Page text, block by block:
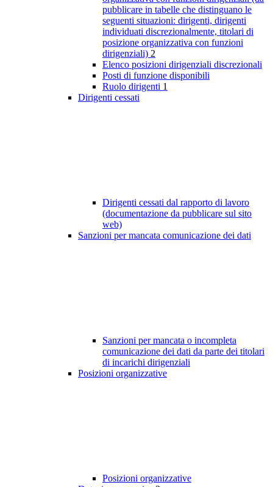
pubblicare in tabelle che distinguano le
seguenti situazioni: dirigenti, dirigenti
individuati discrezionalmente, titolari di
posizione organizzativa con funzioni
dirigenziali) 2
Elenco posizioni dirigenziali discrezionali
Posti di funzione disponibili
Ruolo dirigenti 1
Dirigenti cessati
Dirigenti cessati dal rapporto di lavoro
(documentazione da pubblicare sul sito
web)
Sanzioni per mancata comunicazione dei dati
Sanzioni per mancata o incompleta
comunicazione dei dati da parte dei titolari
di incarichi dirigenziali
Posizioni organizzative
Posizioni organizzative